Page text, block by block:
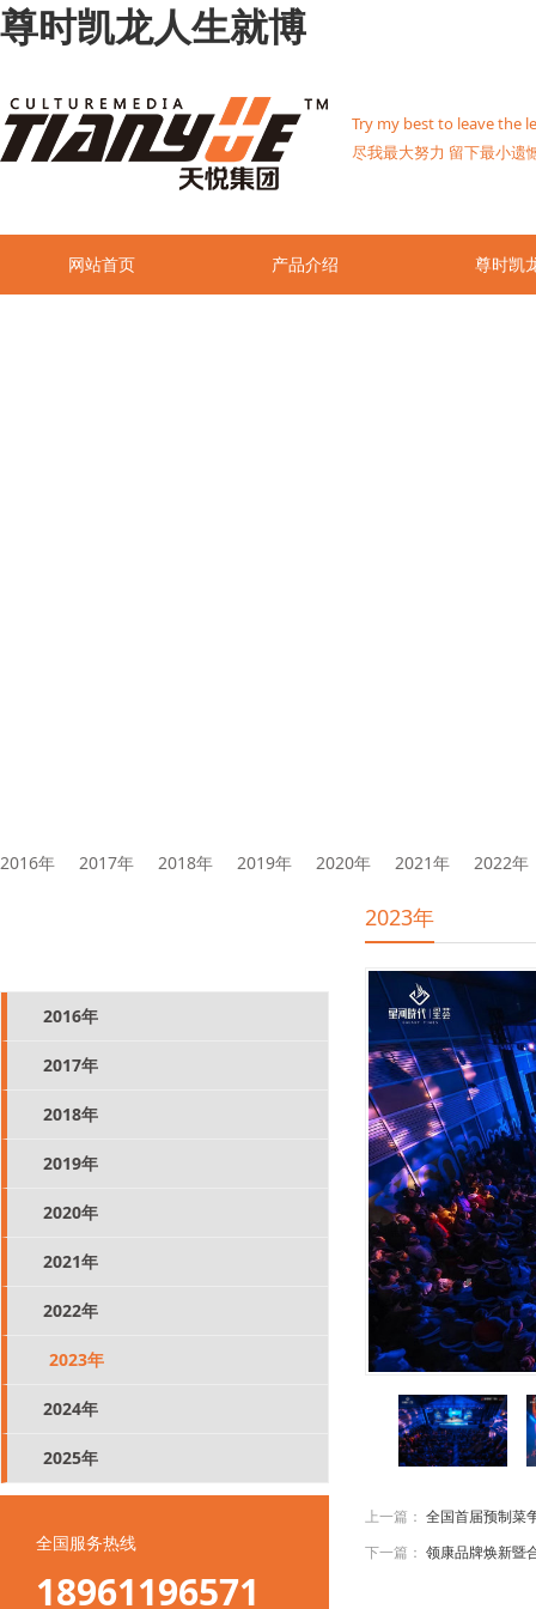
尊时凯龙人生就博
Try my best to leave
尽我最大努力 留下最小遗
网站首页 产品介绍 尊时凯
2016年 2017年 2018年 2019年 2020年 2021年 2022年
2016年
2017年
2018年
2019年
2020年
2021年
2022年
2023年
2024年
2025年
全国服务热线
18961196571
2023年
上一篇 ： 全国首届预制菜
下一篇 ： 领康品牌焕新暨